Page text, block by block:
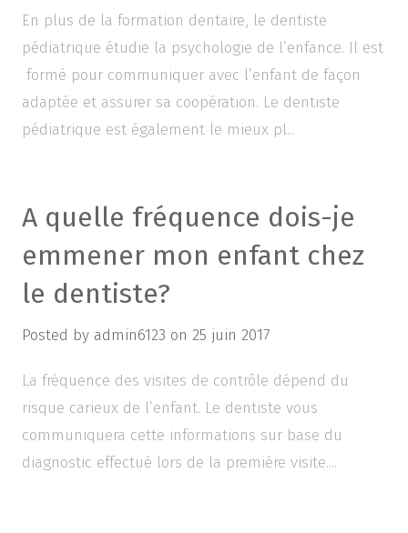
En plus de la formation dentaire, le dentiste
pédiatrique étudie la psychologie de l’enfance. Il est
formé pour communiquer avec l’enfant de façon
adaptée et assurer sa coopération. Le dentiste
pédiatrique est également le mieux pl...
A quelle fréquence dois-je
emmener mon enfant chez
le dentiste?
Posted by admin6123 on 25 juin 2017
La fréquence des visites de contrôle dépend du
risque carieux de l’enfant. Le dentiste vous
communiquera cette informations sur base du
diagnostic effectué lors de la première visite....